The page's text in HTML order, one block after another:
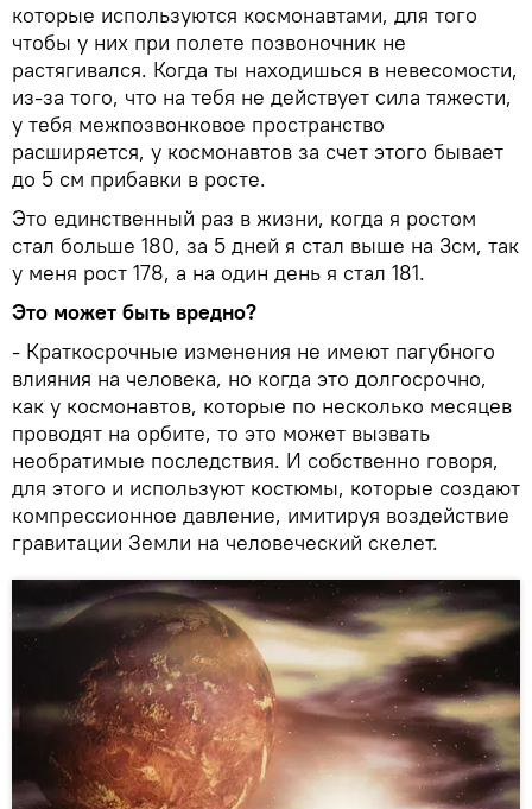
которые используются космонавтами, для того
чтобы у них при полете позвоночник не
растягивался. Когда ты находишься в невесомости,
из-за того, что на тебя не действует сила тяжести,
у тебя межпозвонковое пространство
расширяется, у космонавтов за счет этого бывает
до 5 см прибавки в росте.
Это единственный раз в жизни, когда я ростом
стал больше 180, за 5 дней я стал выше на 3см, так
у меня рост 178, а на один день я стал 181.
Это может быть вредно?
- Краткосрочные изменения не имеют пагубного
влияния на человека, но когда это долгосрочно,
как у космонавтов, которые по несколько месяцев
проводят на орбите, то это может вызвать
необратимые последствия. И собственно говоря,
для этого и используют костюмы, которые создают
компрессионное давление, имитируя воздействие
гравитации Земли на человеческий скелет.